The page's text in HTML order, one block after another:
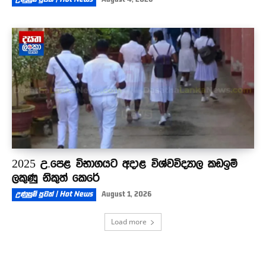
2025 උ.පෙළ විභාගයට අදාළ විශ්වවිද්‍යාල කඩඉම්
ලකුණු නිකුත් කෙරේ
උණුසුම් පුවත් | Hot News August 1, 2026
Load more